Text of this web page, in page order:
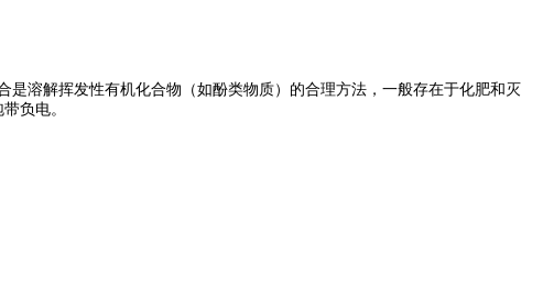
溶解挥发性有机化合物（如酚类物质）的合理方法，一般存在于化肥和灭
负电。